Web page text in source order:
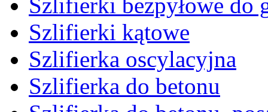
Szlifierki bezpyłowe do
Szlifierki kątowe
Szlifierka oscylacyjna
Szlifierka do betonu